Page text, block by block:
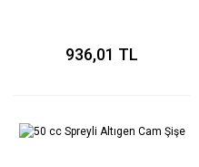
936,01 TL